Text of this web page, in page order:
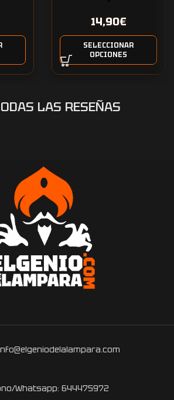
14,90€
SELECCIONAR
OPCIONES
LAS RESEÑAS
Whatsapp: 644475972